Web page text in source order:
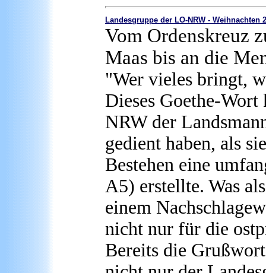
Landesgruppe der LO-NRW - Weihnachten
Vom Ordenskreuz
Maas bis an die
"Wer vieles bringt,
Dieses Goethe-
NRW der
gedient haben, als
Bestehen eine
A5) erstellte. Was
einem
nicht nur für die
Bereits die